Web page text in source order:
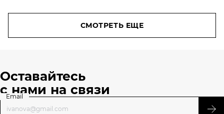
СМОТРЕТЬ ЕЩЕ
Оставайтесь
с нами на связи
Email